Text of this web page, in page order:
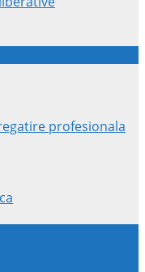
profesionala